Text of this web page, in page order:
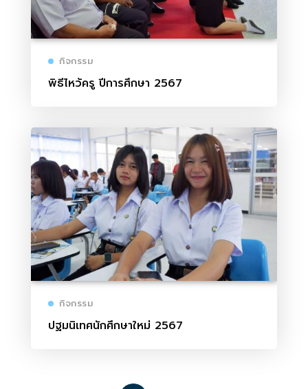
กิจกรรม
พิธีไหว้ครู ปีการศึกษา 2567
กิจกรรม
ปฐมนิเทศนักศึกษาใหม่ 2567